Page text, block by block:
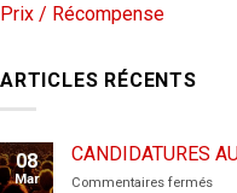
Prix / Récompense
ARTICLES RÉCENTS
08
Mar
CANDIDATURES
Commentaires ferméssur